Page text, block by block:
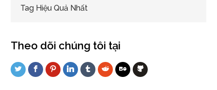
Tag Hiệu Quả Nhất
Theo dõi chúng tôi tại